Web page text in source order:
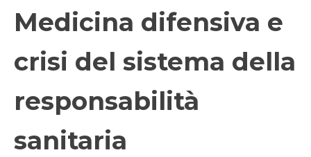
Medicina difensiva e
crisi del sistema della
responsabilità
sanitaria